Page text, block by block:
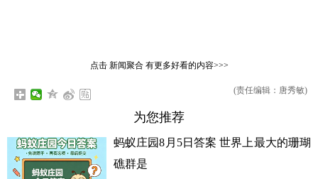
点击 新闻聚合有更多好看的内容>>>
(责任编辑：唐秀敏)
为您推荐
蚂蚁庄园8月5日答案 世界上最大的珊瑚
礁群是